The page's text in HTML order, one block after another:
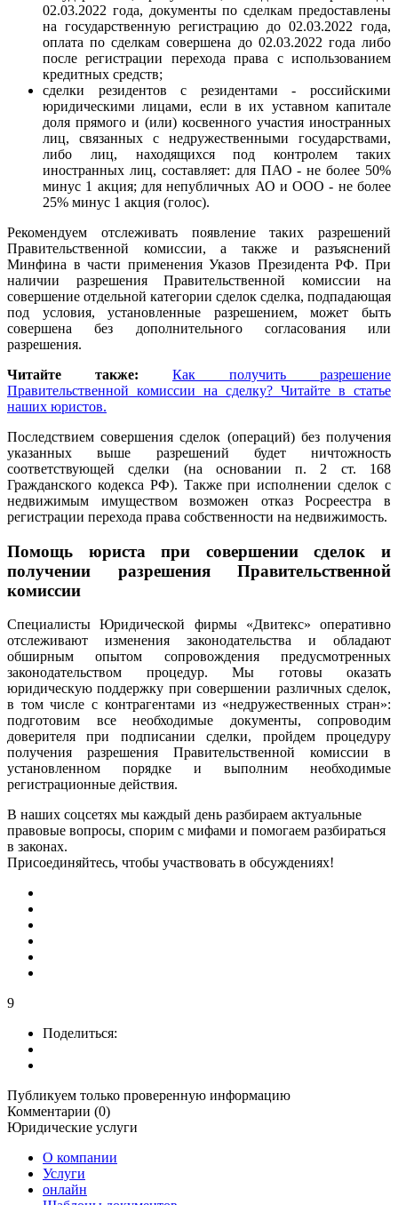
02.03.2022 года, документы по сделкам предоставлены
на государственную регистрацию до 02.03.2022 года,
оплата по сделкам совершена до 02.03.2022 года либо
после регистрации перехода права с использованием
кредитных средств;
сделки резидентов c резидентами - российскими
юридическими лицами, если в их уставном капитале
доля прямого и (или) косвенного участия иностранных
лиц, связанных с недружественными государствами,
либо лиц, находящихся под контролем таких
иностранных лиц, составляет: для ПАО - не более 50%
минус 1 акция; для непубличных АО и ООО - не более
25% минус 1 акция (голос).
Рекомендуем отслеживать появление таких разрешений
Правительственной комиссии, а также и разъяснений
Минфина в части применения Указов Президента РФ. При
наличии разрешения Правительственной комиссии на
совершение отдельной категории сделок сделка, подпадающая
под условия, установленные разрешением, может быть
совершена без дополнительного согласования или
разрешения.
Читайте также:
Как получить разрешение
Правительственной комиссии на сделку? Читайте в статье
наших юристов.
Последствием совершения сделок (операций) без получения
указанных выше разрешений будет ничтожность
соответствующей сделки (на основании п. 2 ст. 168
Гражданского кодекса РФ). Также при исполнении сделок с
недвижимым имуществом возможен отказ Росреестра в
регистрации перехода права собственности на недвижимость.
Помощь юриста при совершении сделок и
получении разрешения Правительственной
комиссии
Специалисты Юридической фирмы «Двитекс» оперативно
отслеживают изменения законодательства и обладают
обширным опытом сопровождения предусмотренных
законодательством процедур. Мы готовы оказать
юридическую поддержку при совершении различных сделок,
в том числе с контрагентами из «недружественных стран»:
подготовим все необходимые документы, сопроводим
доверителя при подписании сделки, пройдем процедуру
получения разрешения Правительственной комиссии в
установленном порядке и выполним необходимые
регистрационные действия.
В наших соцсетях мы каждый день разбираем актуальные
правовые вопросы, спорим с мифами и помогаем разбираться
в законах.
Присоединяйтесь, чтобы участвовать в обсуждениях!
9
Поделиться:
Публикуем только проверенную информацию
Комментарии (0)
Юридические услуги
О компании
Услуги
онлайн